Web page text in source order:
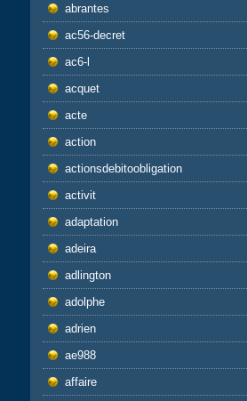
abrantes
ac56-decret
ac6-l
acquet
acte
action
actionsdebitoobligation
activit
adaptation
adeira
adlington
adolphe
adrien
ae988
affaire